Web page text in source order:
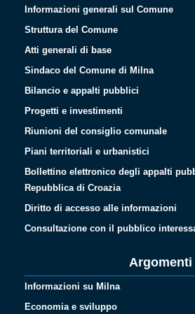
Informazioni generali sul Comune
Struttura del Comune
Atti generali di base
Sindaco del Comune di Milna
Bilancio e appalti pubblici
Progetti e investimenti
Riunioni del consiglio comunale
Piani territoriali e urbanistici
Bollettino elettronico degli appalti
Repubblica di Croazia
Diritto di accesso alle informazioni
Consultazione con il pubblico
Argomenti
Informazioni su Milna
Economia e sviluppo